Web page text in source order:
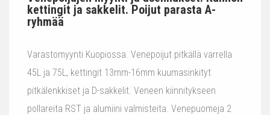
kettingit ja sakkelit. Poijut parasta A-
ryhmää
Varastomyynti Kuopiossa. Venepoijut pitkällä varrella
45L ja 75L, kettingit 13mm-16mm kuumasinkityt
pitkälenkkiset ja D-sakkelit. Veneen kiinnitykseen
pollareita RST ja alumiini valmisteita. Venepuomeja 2